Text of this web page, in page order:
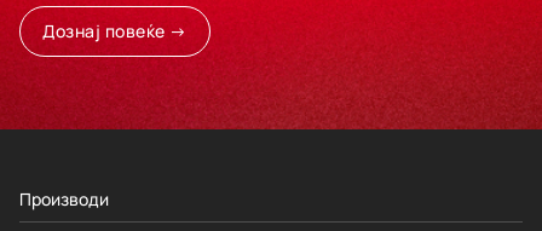
Дознај повеќе →
Производи